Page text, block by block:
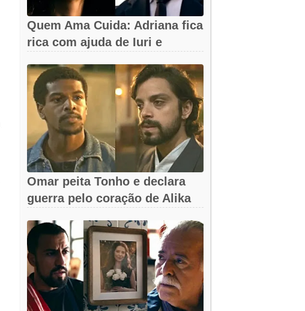
Quem Ama Cuida: Adriana fica
rica com ajuda de Iuri e
Omar peita Tonho e declara
guerra pelo coração de Alika